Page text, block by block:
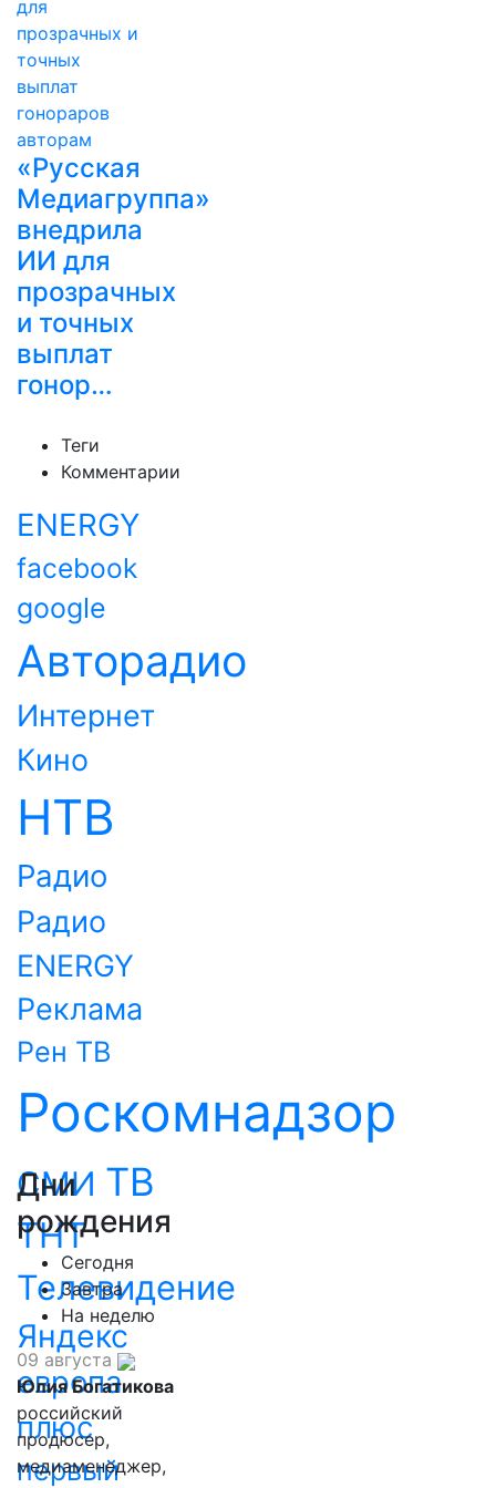
«Русская
Медиагруппа»
внедрила
ИИ для
прозрачных
и точных
выплат
гонор…
Теги
Комментарии
ENERGY
facebook
google
Авторадио
Интернет
Кино
НТВ
Радио
Радио
ENERGY
Реклама
Рен ТВ
Роскомнадзор
СМИ ТВ
ТНТ
Телевидение
Яндекс
европа
плюс
первый
Дни
рождения
Сегодня
Завтра
На неделю
09 августа
Юлия Богатикова
российский
продюсер,
медиаменеджер,